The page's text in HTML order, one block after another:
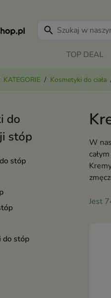
search
TOP DEAL
KATEGORIE Kosmetyki do ciała
do
stóp
stóp
do stóp
W
Jest